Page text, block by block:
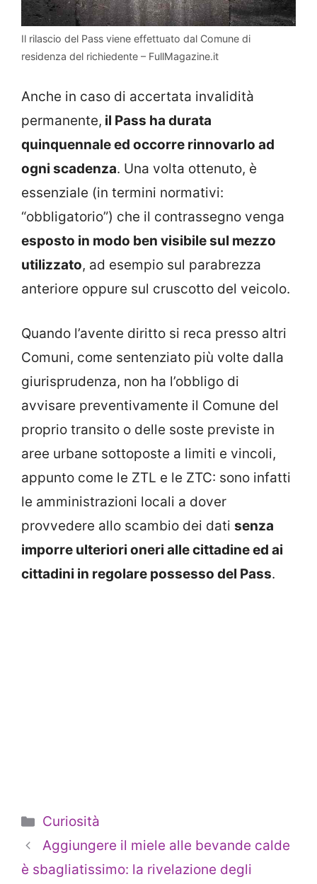
Il rilascio del Pass viene effettuato dal Comune di
residenza del richiedente – FullMagazine.it
Anche in caso di accertata invalidità
permanente, il Pass ha durata
quinquennale ed occorre rinnovarlo ad
ogni scadenza. Una volta ottenuto, è
essenziale (in termini normativi:
“obbligatorio”) che il contrassegno venga
esposto in modo ben visibile sul mezzo
utilizzato, ad esempio sul parabrezza
anteriore oppure sul cruscotto del veicolo.
Quando l’avente diritto si reca presso altri
Comuni, come sentenziato più volte dalla
giurisprudenza, non ha l’obbligo di
avvisare preventivamente il Comune del
proprio transito o delle soste previste in
aree urbane sottoposte a limiti e vincoli,
appunto come le ZTL e le ZTC: sono infatti
le amministrazioni locali a dover
provvedere allo scambio dei dati senza
imporre ulteriori oneri alle cittadine ed ai
cittadini in regolare possesso del Pass.
Categorie
Curiosità
Aggiungere il miele alle bevande calde
è sbagliatissimo: la rivelazione degli